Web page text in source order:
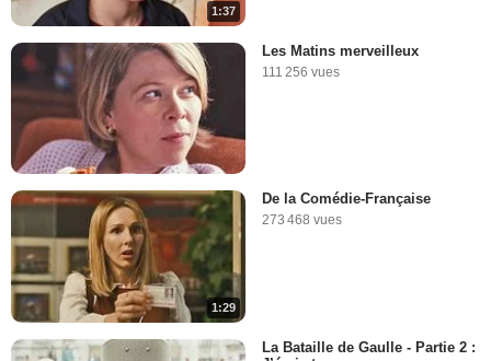
1:37
Les Matins merveilleux
111 256 vues
1:29
De la Comédie-Française
273 468 vues
La Bataille de Gaulle - Partie 2 :